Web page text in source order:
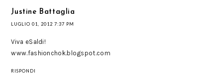
Justine Battaglia
LUGLIO 01, 2012 7:37 PM
Viva eSaldi!
www.fashionchok.blogspot.com
RISPONDI